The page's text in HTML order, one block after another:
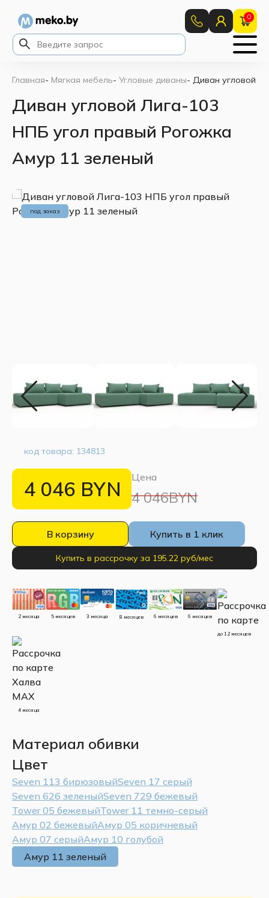
0
Главная- Мягкая мебель- Угловые диваны- Диван угловой
Диван угловой Лига-103
НПБ угол правый Рогожка
Амур 11 зеленый
под заказ
код товара: 134813
4 046 BYN Цена
4 046BYN
В корзину Купить в 1 клик
Купить в рассрочку за 195.22 руб/мес
2 месяца 5 месяцев 3 месяца 8 месяцев 6 месяцев 6 месяцев
до 12 месяцев
4 месяца
Материал обивки
Цвет
Seven 113 бирюзовыйSeven 17 серый
Seven 626 зеленыйSeven 729 бежевый
Tower 05 бежевыйTower 11 темно-серый
Амур 02 бежевыйАмур 05 коричневый
Амур 07 серыйАмур 10 голубой
Амур 11 зеленый